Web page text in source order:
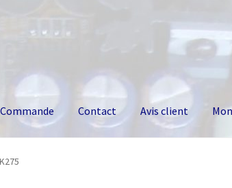
Commande Contact Avis client